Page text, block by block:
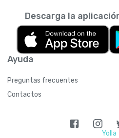
Ayuda
Preguntas frecuentes
Contactos
Descarga la
Yolla